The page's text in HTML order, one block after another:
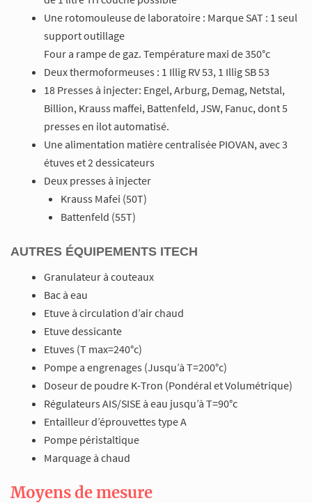
Une rotomouleuse de laboratoire : Marque SAT : 1 seul
support outillage
Four a rampe de gaz. Température maxi de 350°c
Deux thermoformeuses : 1 Illig RV 53, 1 Illig SB 53
18 Presses à injecter: Engel, Arburg, Demag, Netstal,
Billion, Krauss maffei, Battenfeld, JSW, Fanuc, dont 5
presses en ilot automatisé.
Une alimentation matière centralisée PIOVAN, avec 3
étuves et 2 dessicateurs
Deux presses à injecter
Krauss Mafei (50T)
Battenfeld (55T)
AUTRES ÉQUIPEMENTS ITECH
Granulateur à couteaux
Bac à eau
Etuve à circulation d’air chaud
Etuve dessicante
Etuves (T max=240°c)
Pompe a engrenages (Jusqu’à T=200°c)
Doseur de poudre K-Tron (Pondéral et Volumétrique)
Régulateurs AIS/SISE à eau jusqu’à T=90°c
Entailleur d’éprouvettes type A
Pompe péristaltique
Marquage à chaud
Moyens de mesure